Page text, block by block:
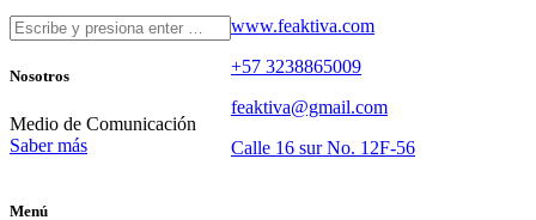
www.feaktiva.com
+57 3238865009
feaktiva@gmail.com
Calle 16 sur No. 12F-56
Nosotros
Medio de Comunicación
Saber más
Menú